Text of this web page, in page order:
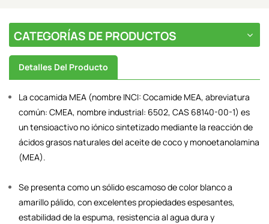
CATEGORÍAS DE PRODUCTOS
Detalles Del Producto
La cocamida MEA (nombre INCI: Cocamide MEA, abreviatura
común: CMEA, nombre industrial: 6502, CAS 68140-00-1) es
un tensioactivo no iónico sintetizado mediante la reacción de
ácidos grasos naturales del aceite de coco y monoetanolamina
(MEA).
Se presenta como un sólido escamoso de color blanco a
amarillo pálido, con excelentes propiedades espesantes,
estabilidad de la espuma, resistencia al agua dura y